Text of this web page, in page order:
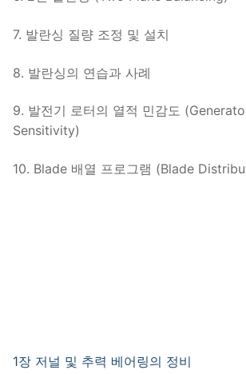
7. 발란싱 질량 조정 및 설치
8. 발란싱의 연습과 사례
9. 발전기 로터의 열적 민감도
Sensitivity)
10. Blade 배열 프로그램 (Blade
1장 저널 및 추력 베어링의 정비